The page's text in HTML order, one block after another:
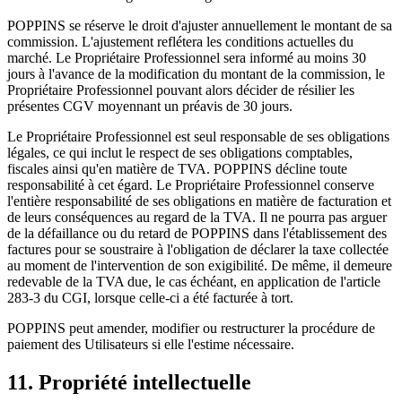
POPPINS se réserve le droit d'ajuster annuellement le montant de sa
commission. L'ajustement reflétera les conditions actuelles du
marché. Le Propriétaire Professionnel sera informé au moins 30
jours à l'avance de la modification du montant de la commission, le
Propriétaire Professionnel pouvant alors décider de résilier les
présentes CGV moyennant un préavis de 30 jours.
Le Propriétaire Professionnel est seul responsable de ses obligations
légales, ce qui inclut le respect de ses obligations comptables,
fiscales ainsi qu'en matière de TVA. POPPINS décline toute
responsabilité à cet égard. Le Propriétaire Professionnel conserve
l'entière responsabilité de ses obligations en matière de facturation et
de leurs conséquences au regard de la TVA. Il ne pourra pas arguer
de la défaillance ou du retard de POPPINS dans l'établissement des
factures pour se soustraire à l'obligation de déclarer la taxe collectée
au moment de l'intervention de son exigibilité. De même, il demeure
redevable de la TVA due, le cas échéant, en application de l'article
283-3 du CGI, lorsque celle-ci a été facturée à tort.
POPPINS peut amender, modifier ou restructurer la procédure de
paiement des Utilisateurs si elle l'estime nécessaire.
11. Propriété intellectuelle